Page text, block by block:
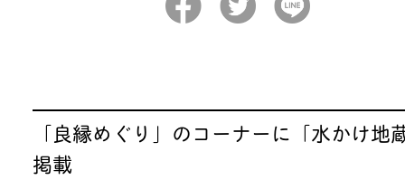
「良縁めぐり」のコーナーに「水かけ地
掲載